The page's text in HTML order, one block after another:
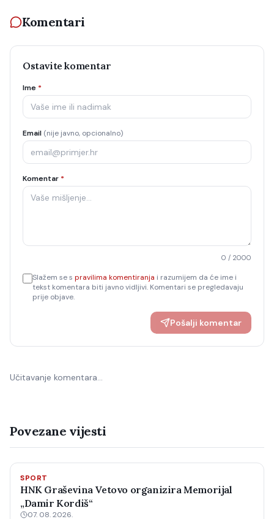
Komentari
Ostavite komentar
Ime *
Email (nije javno, opcionalno)
Komentar *
0 / 2000
Slažem se s pravilima komentiranja i razumijem da će ime i
tekst komentara biti javno vidljivi. Komentari se pregledavaju
prije objave.
Pošalji komentar
Učitavanje komentara…
Povezane vijesti
SPORT
HNK Graševina Vetovo organizira Memorijal
„Damir Kordiš“
07. 08. 2026.